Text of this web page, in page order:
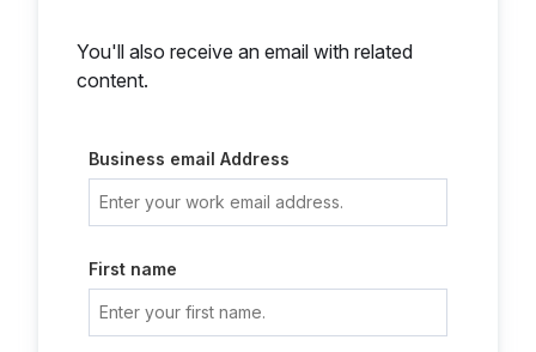
You'll also receive an email with related
content.
Business email Address
First name